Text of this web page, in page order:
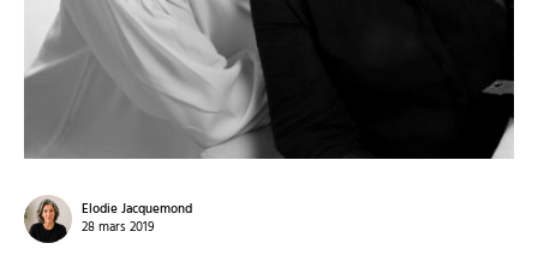
Elodie Jacquemond
28 mars 2019